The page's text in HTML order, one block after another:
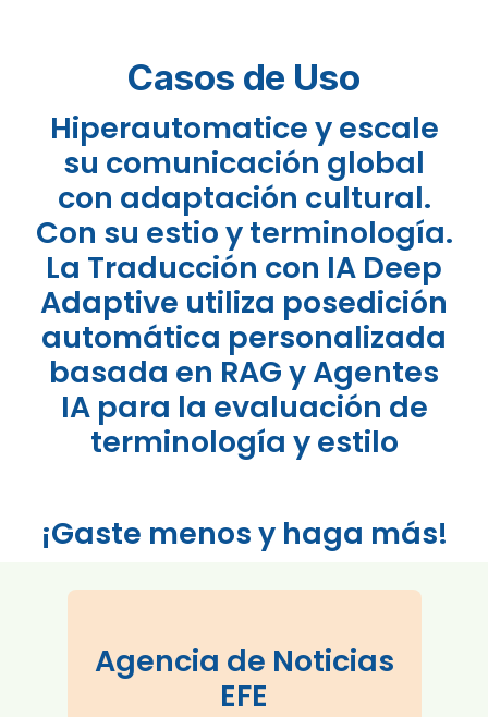
Casos de Uso
Hiperautomatice y escale
su comunicación global
con adaptación cultural.
Con su estio y terminología.
La Traducción con IA Deep
Adaptive utiliza posedición
automática personalizada
basada en RAG y Agentes
IA para la evaluación de
terminología y estilo
¡Gaste menos y haga más!
Agencia de Noticias
EFE